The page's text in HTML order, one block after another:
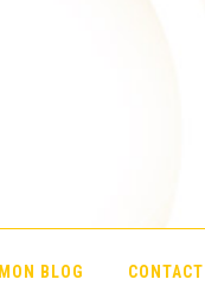
MON BLOG CONTACT